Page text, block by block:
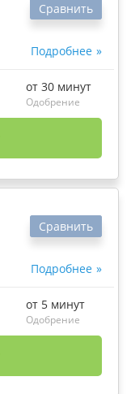
Подробнее
Сравнить
от 30 минут
Одобрение
Подробнее
Сравнить
от 5 минут
Одобрение